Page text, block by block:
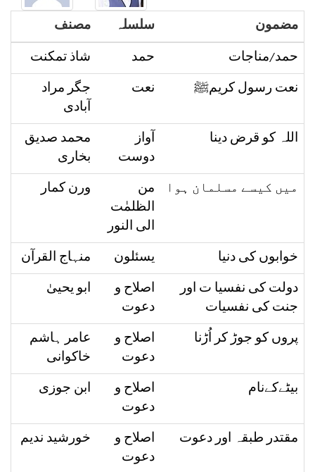
مضمون سلسلہ
مصنف
حمد/مناجات
حمد
شاذ تمکنت
نعت رسول کریمﷺ
نعت
جگر مراد
آبادی
اللہ کو قرض دینا
آواز
دوست
محمد صدیق
بخاری
میں کیسے مسلمان ہوا
من
الظلمٰت
الی النور
ورن کمار
خوابوں کی دنیا یسئلون
منہاج القرآن
دولت کی نفسیا ت اور
جنت کی نفسیات
اصلاح و
دعوت
ابو یحییٰ
پروں کو جوڑ کر اُڑنا
اصلاح و
دعوت
عامر ہاشم
خاکوانی
بیٹےکےنام
اصلاح و
دعوت
ابن جوزی
مقتدر طبقہ اور دعوت
اصلاح و
دعوت
خورشید ندیم